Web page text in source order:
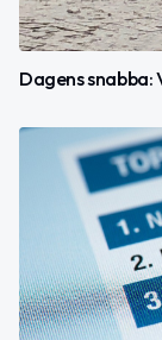
Dagens snabba: